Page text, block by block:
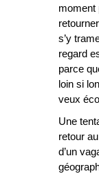
moment
s’y
regard
parce
loin si
veux
Une
retour
d’un